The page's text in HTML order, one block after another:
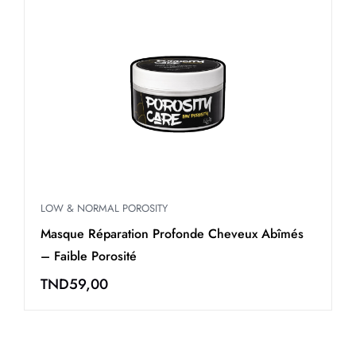
HIGH & NORMAL POROSITY
Masque Réparation Profonde Cheveux Abîmés
– Forte Porosité
TND59,00